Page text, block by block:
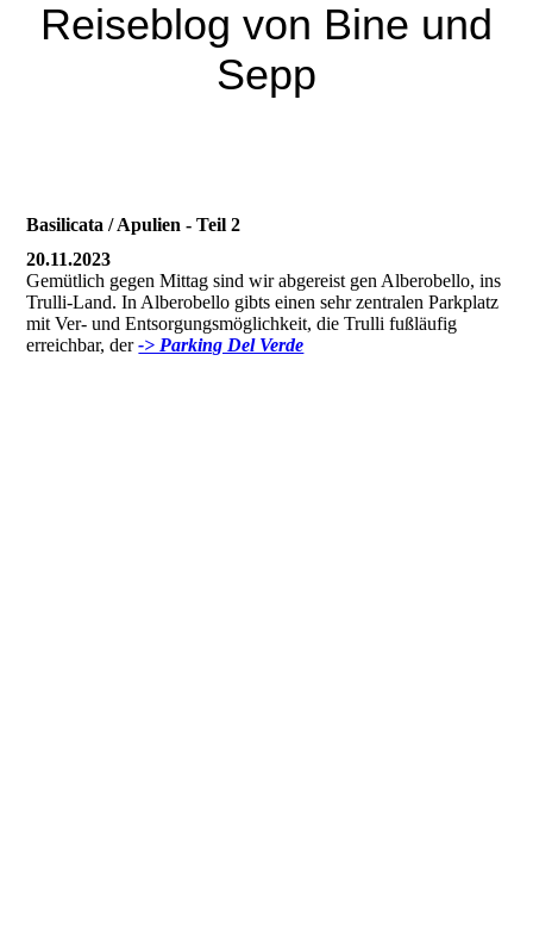
Reiseblog von Bine und
Sepp
Basilicata / Apulien - Teil 2
20.11.2023
Gemütlich gegen Mittag sind wir abgereist gen Alberobello, ins
Trulli-Land. In Alberobello gibts einen sehr zentralen Parkplatz
mit Ver- und Entsorgungsmöglichkeit, die Trulli fußläufig
erreichbar, der-> Parking Del Verde